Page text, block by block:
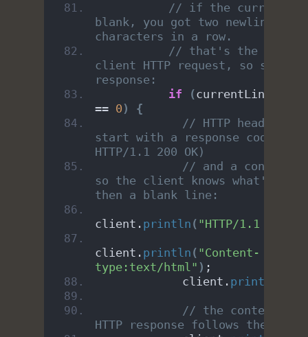
// if the current
blank, you got two newline
characters in a row.
// that's the end of
client HTTP request, so send a
response:
if
(currentLine.
== 0 )
{
// HTTP headers
start with a response code
HTTP/1.1 200 OK)
// and a content-
so the client knows what's
then a blank line:
client. println ( "HTTP/1.1 200
client. println ( "Content-
type:text/html" ) ;
            client.
println
// the content of
HTTP response follows the